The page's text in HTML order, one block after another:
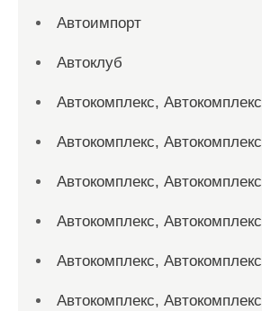
Автоимпорт
Автоклуб
Автокомплекс, Автокомплекс
Автокомплекс, Автокомплекс
Автокомплекс, Автокомплекс
Автокомплекс, Автокомплекс
Автокомплекс, Автокомплекс
Автокомплекс, Автокомплекс